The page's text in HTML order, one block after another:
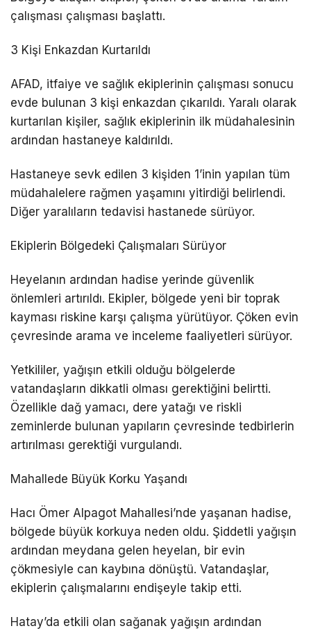
çalışması çalışması başlattı.
3 Kişi Enkazdan Kurtarıldı
AFAD, itfaiye ve sağlık ekiplerinin çalışması sonucu
evde bulunan 3 kişi enkazdan çıkarıldı. Yaralı olarak
kurtarılan kişiler, sağlık ekiplerinin ilk müdahalesinin
ardından hastaneye kaldırıldı.
Hastaneye sevk edilen 3 kişiden 1’inin yapılan tüm
müdahalelere rağmen yaşamını yitirdiği belirlendi.
Diğer yaralıların tedavisi hastanede sürüyor.
Ekiplerin Bölgedeki Çalışmaları Sürüyor
Heyelanın ardından hadise yerinde güvenlik
önlemleri artırıldı. Ekipler, bölgede yeni bir toprak
kayması riskine karşı çalışma yürütüyor. Çöken evin
çevresinde arama ve inceleme faaliyetleri sürüyor.
Yetkililer, yağışın etkili olduğu bölgelerde
vatandaşların dikkatli olması gerektiğini belirtti.
Özellikle dağ yamacı, dere yatağı ve riskli
zeminlerde bulunan yapıların çevresinde tedbirlerin
artırılması gerektiği vurgulandı.
Mahallede Büyük Korku Yaşandı
Hacı Ömer Alpagot Mahallesi’nde yaşanan hadise,
bölgede büyük korkuya neden oldu. Şiddetli yağışın
ardından meydana gelen heyelan, bir evin
çökmesiyle can kaybına dönüştü. Vatandaşlar,
ekiplerin çalışmalarını endişeyle takip etti.
Hatay’da etkili olan sağanak yağışın ardından